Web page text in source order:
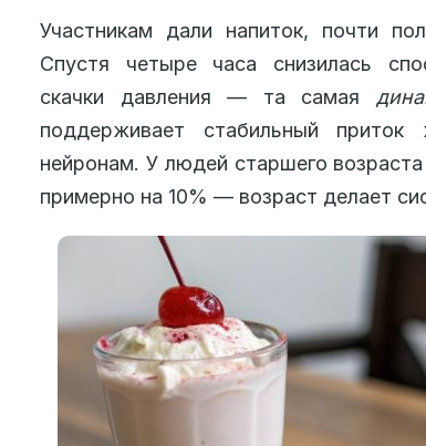
Участникам дали напиток, почти
Спустя четыре часа снизилась
скачки давления — та самая
поддерживает стабильный
нейронам. У людей старшего
примерно на 10% — возраст делает